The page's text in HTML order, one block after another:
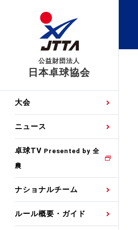
公益財団法人
日本卓球協会
大会
ニュース
卓球TV Presented by 全
農
ナショナルチーム
ルール概要・ガイド